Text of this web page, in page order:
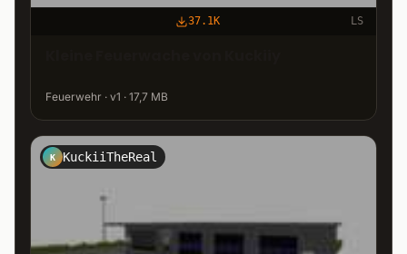
37.1K LS
Feuerwehr · v1 · 17,7 MB
K KuckiiTheReal